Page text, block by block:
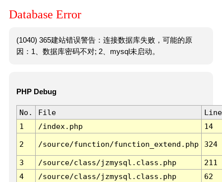
Database Error
(1040) 365建站错误警告：连接数据库失败，可能的原
因：1、数据库密码不对; 2、mysql未启动。
PHP Debug
No. File
Line
1
/index.php 14
2 /source/function/function_extend.php 324
3 /source/class/jzmysql.class.php
211
4
/source/class/jzmysql.class.php
62